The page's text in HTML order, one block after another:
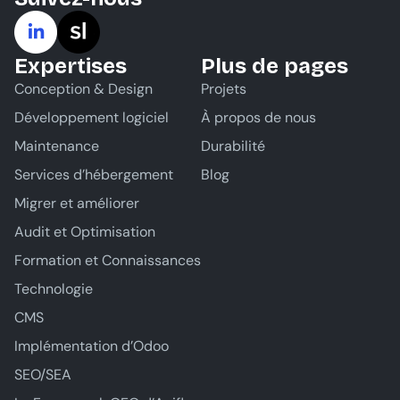
Expertises
Conception & Design
Développement logiciel
Maintenance
Services d’hébergement
Migrer et améliorer
Audit et Optimisation
Formation et Connaissances
Technologie
CMS
Implémentation d’Odoo
SEO/SEA
Plus de pages
Projets
À propos de nous
Durabilité
Blog